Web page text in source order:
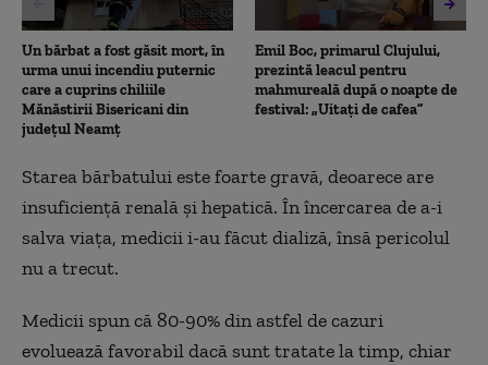
Un bărbat a fost găsit mort, în
urma unui incendiu puternic
care a cuprins chiliile
Mănăstirii Bisericani din
județul Neamț
Emil Boc, primarul Clujului,
prezintă leacul pentru
mahmureală după o noapte de
festival: „Uitați de cafea”
Starea bărbatului este foarte gravă, deoarece are
insuficiență renală și hepatică. În încercarea de a-i
salva viața, medicii i-au făcut dializă, însă pericolul
nu a trecut.
Medicii spun că 80-90% din astfel de cazuri
evoluează favorabil dacă sunt tratate la timp, chiar